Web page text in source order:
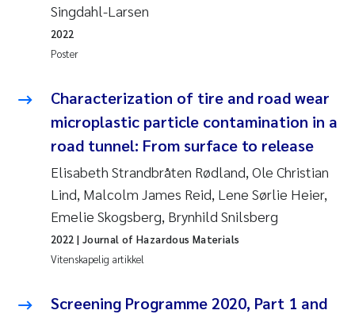
Singdahl-Larsen
Poster
2022
Characterization of tire and road wear
microplastic particle contamination in a
road tunnel: From surface to release
Elisabeth Strandbråten Rødland, Ole Christian
Lind, Malcolm James Reid, Lene Sørlie Heier,
Emelie Skogsberg, Brynhild Snilsberg
Vitenskapelig artikkel
2022 | Journal of Hazardous Materials
Screening Programme 2020, Part 1 and